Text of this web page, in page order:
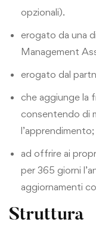
opzionali).
erogato da una
Management
erogato dal
che aggiunge la
consentendo di
l’apprendimento;
ad offrire ai
per 365 giorni
aggiornamenti
Struttura